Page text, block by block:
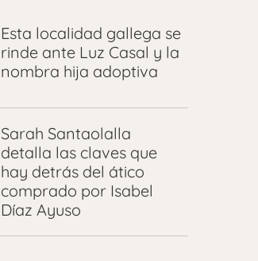
Esta localidad gallega se
rinde ante Luz Casal y la
nombra hija adoptiva
Sarah Santaolalla
detalla las claves que
hay detrás del ático
comprado por Isabel
Díaz Ayuso